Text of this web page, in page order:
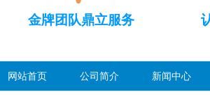
金牌团队鼎立服务
网站首页 公司简介 新闻中心